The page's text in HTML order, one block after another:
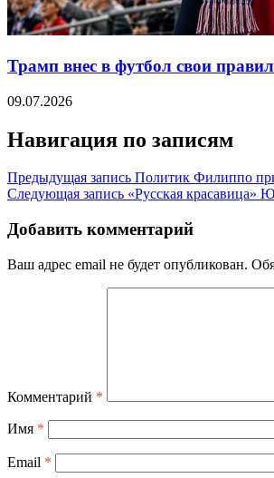
Трамп внес в футбол свои
09.07.2026
Навигация по записям
Предыдущая запись Политик Филиппо
Следующая запись «Русская красавица»
Добавить комментарий
Ваш адрес email не будет опубликован.
Комментарий *
Имя *
Email *